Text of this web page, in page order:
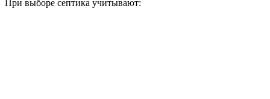
При выборе септика учитывают: